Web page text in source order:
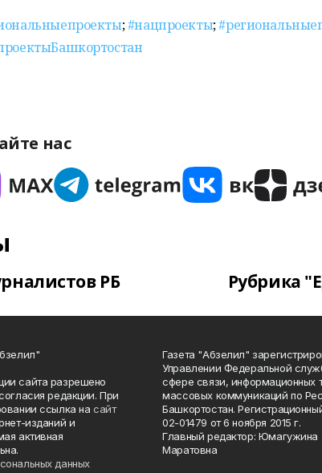
;#нацпроекты;
нас
РБ Рубрика
сайта разрешено
редакции. При
ссылка на сайт
изданий и
активная
данных
Газета "Абзелил"
Управлении Федеральной
сфере связи, информационных
массовых коммуникаций по
Башкортостан.
02-01479 от 6 ноября 2015 г.
Главный редактор: Юмагужина
Маратовна